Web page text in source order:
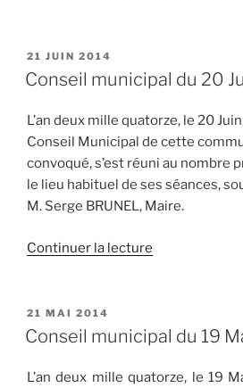
PUBLIÉ
LE
21 JUIN 2014
Conseil municipal du 20
L’an deux mille quatorze, le 20
Conseil Municipal de cette
convoqué, s’est réuni au nombre
le lieu habituel de ses séances,
M. Serge BRUNEL, Maire.
Continuer la lecture
20
2014 »
PUBLIÉ
LE
21 MAI 2014
Conseil municipal du 19
L’an deux mille quatorze, le 19